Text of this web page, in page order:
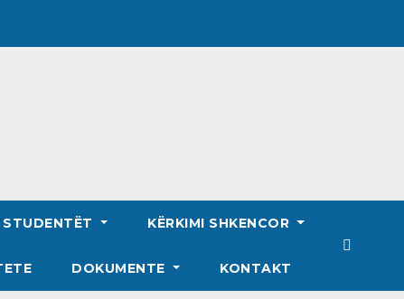
STUDENTËT KËRKIMI SHKENCOR
DOKUMENTE KONTAKT